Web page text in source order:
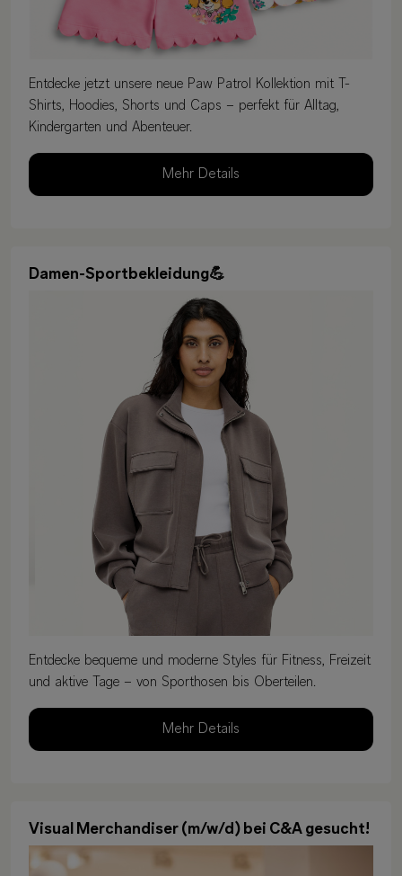
Entdecke jetzt unsere neue Paw Patrol Kollektion mit T-
Shirts, Hoodies, Shorts und Caps – perfekt für Alltag,
Kindergarten und Abenteuer.
Mehr Details
Damen-Sportbekleidung💪
Entdecke bequeme und moderne Styles für Fitness, Freizeit
und aktive Tage – von Sporthosen bis Oberteilen.
Mehr Details
Visual Merchandiser (m/w/d) bei C&A gesucht!